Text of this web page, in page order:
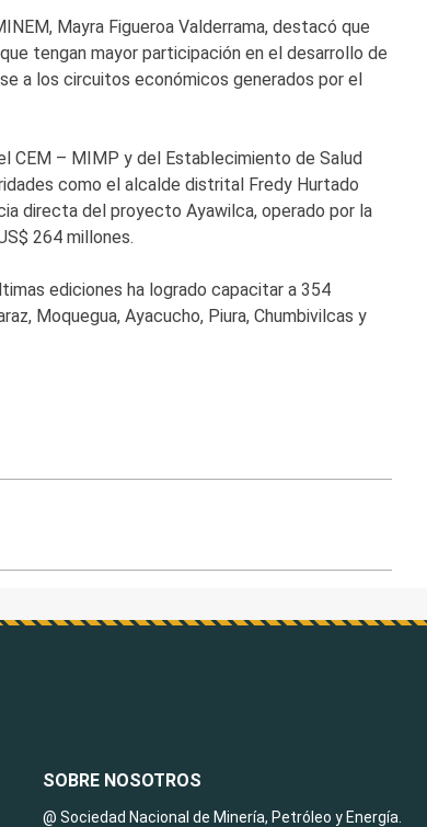
Mayra Figueroa Valderrama, destacó que
tengan mayor participación en el desarrollo de
a los circuitos económicos generados por el
CEM – MIMP y del Establecimiento de Salud
como el alcalde distrital Fredy Hurtado
directa del proyecto Ayawilca, operado por la
264 millones.
ediciones ha logrado capacitar a 354
Moquegua, Ayacucho, Piura, Chumbivilcas y
SOBRE NOSOTROS
@ Sociedad Nacional de Minería, Petróleo y Energía.